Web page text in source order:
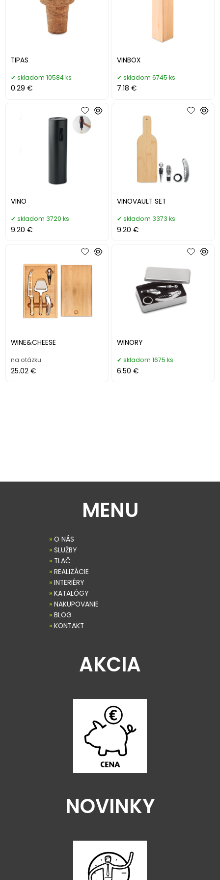
TIPAS
skladom 10584 ks
0.29 €
VINBOX
skladom 6745 ks
7.18 €
VINO
skladom 3720 ks
9.20 €
VINOVAULT SET
skladom 3373 ks
9.20 €
WINE&CHEESE
na otázku
25.02 €
WINORY
skladom 1675 ks
6.50 €
MENU
» O NÁS
» SLUŽBY
» TLAČ
» REALIZÁCIE
» INTERIÉRY
» KATALÓGY
» NAKUPOVANIE
» BLOG
» KONTAKT
AKCIA
NOVINKY